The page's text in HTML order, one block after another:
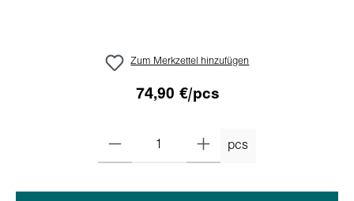
Zum Merkzettel hinzufügen
74,90 €/pcs
pcs